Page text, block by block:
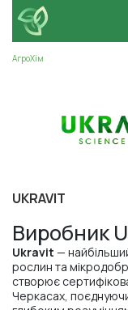
АгроХім
UKRAVIT
Виробник
Ukravit —
рослин та
створює
Черкасах,